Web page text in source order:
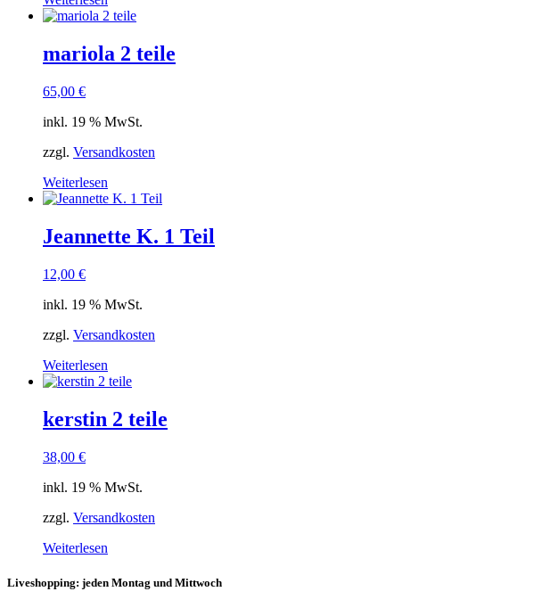
mariola 2 teile
65,00 €
inkl. 19 % MwSt.
zzgl. Versandkosten
Weiterlesen
Jeannette K. 1 Teil
12,00 €
inkl. 19 % MwSt.
zzgl. Versandkosten
Weiterlesen
kerstin 2 teile
38,00 €
inkl. 19 % MwSt.
zzgl. Versandkosten
Weiterlesen
Liveshopping: jeden Montag und Mittwoch